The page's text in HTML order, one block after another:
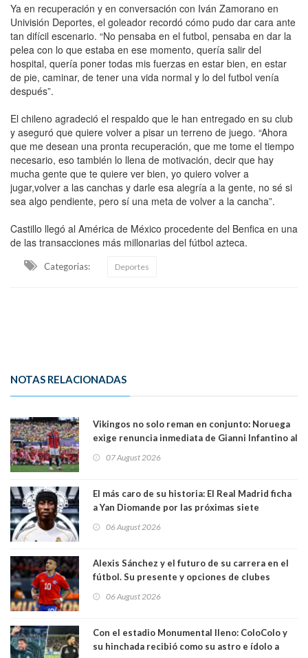
Ya en recuperación y en conversación con Iván Zamorano en
Univisión Deportes, el goleador recordó cómo pudo dar cara ante
tan difícil escenario. “No pensaba en el futbol, pensaba en dar la
pelea con lo que estaba en ese momento, quería salir del
hospital, quería poner todas mis fuerzas en estar bien, en estar
de pie, caminar, de tener una vida normal y lo del futbol venía
después”.
El chileno agradeció el respaldo que le han entregado en su club
y aseguró que quiere volver a pisar un terreno de juego. “Ahora
que me desean una pronta recuperación, que me tome el tiempo
necesario, eso también lo llena de motivación, decir que hay
mucha gente que te quiere ver bien, yo quiero volver a
jugar,volver a las canchas y darle esa alegría a la gente, no sé si
sea algo pendiente, pero sí una meta de volver a la cancha”.
Castillo llegó al América de México procedente del Benfica en una
de las transacciones más millonarias del fútbol azteca.
Categorias: Deportes
NOTAS RELACIONADAS
Vikingos no solo reman en conjunto: Noruega
exige renuncia inmediata de Gianni Infantino al
07 August 2026
El más caro de su historia: El Real Madrid ficha
a Yan Diomande por las próximas siete
06 August 2026
Alexis Sánchez y el futuro de su carrera en el
fútbol. Su presente y opciones de clubes
06 August 2026
Con el estadio Monumental lleno: ColoColo y
su hinchada recibió como su astro e ídolo a